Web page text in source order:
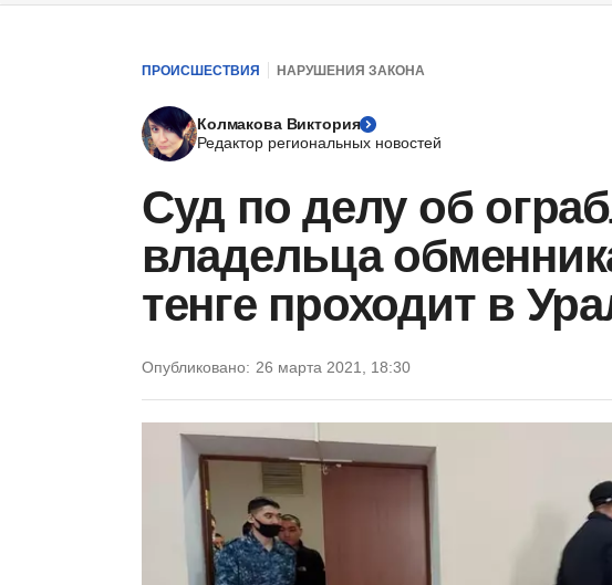
ПРОИСШЕСТВИЯ НАРУШЕНИЯ ЗАКОНА
Колмакова Виктория
Редактор региональных новостей
Суд по делу об
владельца
тенге проходит в
Опубликовано: 26 марта 2021, 18:30